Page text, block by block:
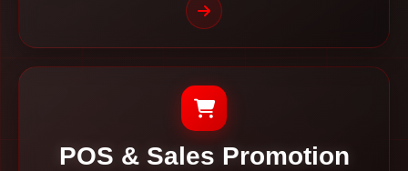
POS & Sales Promotion